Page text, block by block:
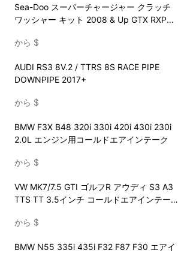
Sea-Doo スーパーチャージャー クラッチ
ワッシャー キット 2008 & Up GTX RXP
から $
AUDI RS3 8V.2 / TTRS 8S RACE PIPE
DOWNPIPE 2017+
から $
BMW F3X B48 320i 330i 420i 430i 230i
2.0L エンジン用コールドエアインテーク
から $
VW MK7/7.5 GTI ゴルフR アウディ S3 A3
TTS TT 3.5インチ コールドエアインテーク
から $
BMW N55 335i 435i F32 F87 F30 エアイ